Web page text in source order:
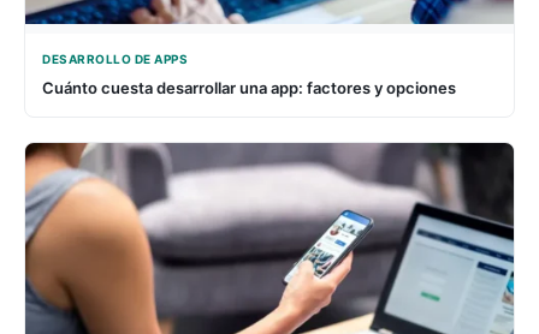
DESARROLLO DE APPS
Cuánto cuesta desarrollar una app: factores y opciones